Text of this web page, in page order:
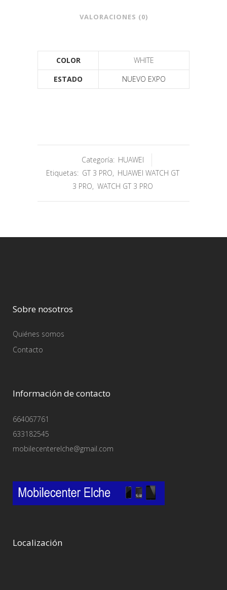
VALORACIONES (0)
COLOR
WHITE
ESTADO
NUEVO EXPO
Categoría: HUAWEI
Etiquetas: GT 3 PRO, HUAWEI WATCH GT
3 PRO, WATCH GT 3 PRO
Sobre nosotros
Quiénes somos
Contacto
Información de contacto
664067761
633182545
mobilecenterelche@gmail.com
Localización